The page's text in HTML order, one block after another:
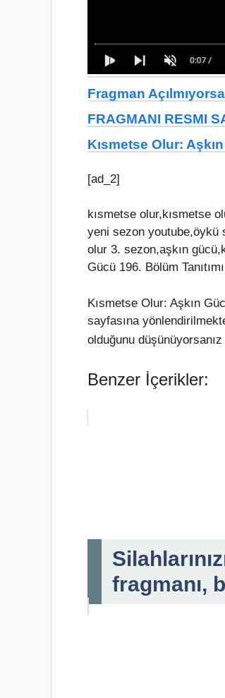
Fragman
FRAGMANI RESMI
Kısmetse Olur:
[ad_2]
kısmetse olur,kısmetse
yeni sezon youtube,öykü
olur 3. sezon,aşkın
Gücü 196. Bölüm Tanıtımı
Kısmetse Olur: Aşkın
sayfasına
olduğunu
Benzer İçerikler:
fragmanı,